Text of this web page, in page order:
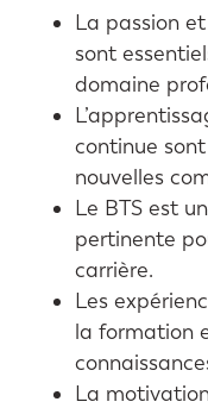
La passion
sont
domaine
continue
nouvelles
Le BTS est
pertinente
carrière.
Les
la formation
La